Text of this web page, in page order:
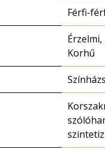
Férfi-
Korhű